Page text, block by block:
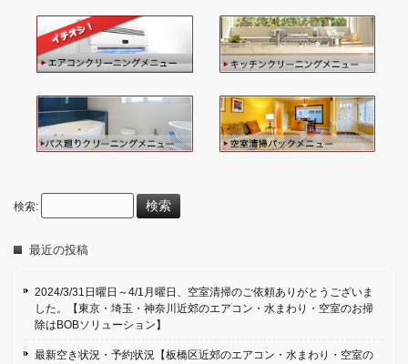
検索:
最近の投稿
2024/3/31日曜日～4/1月曜日、空室清掃のご依頼ありがとうございま
した。【東京・埼玉・神奈川近郊のエアコン・水まわり・空室のお掃
除はBOBソリューション】
最新空き状況・予約状況【板橋区近郊のエアコン・水まわり・空室の